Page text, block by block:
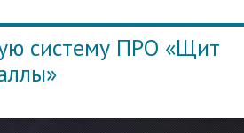
систему ПРО «Щит